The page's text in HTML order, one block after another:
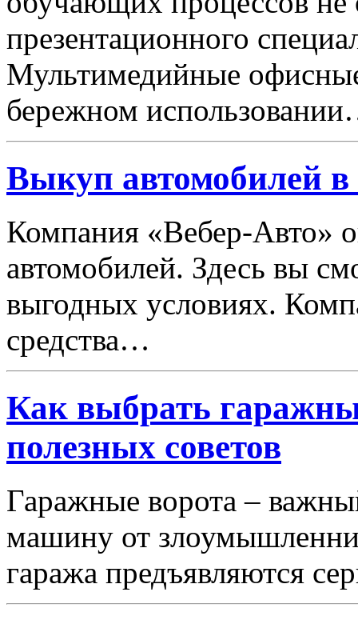
презентационного
Мультимедийные
бережном
Выкуп автомобилей
Компания «Вебер-Авто»
автомобилей. Здесь вы
выгодных условиях.
средства…
Как выбрать
полезных советов
Гаражные ворота –
машину от
гаража предъявляются